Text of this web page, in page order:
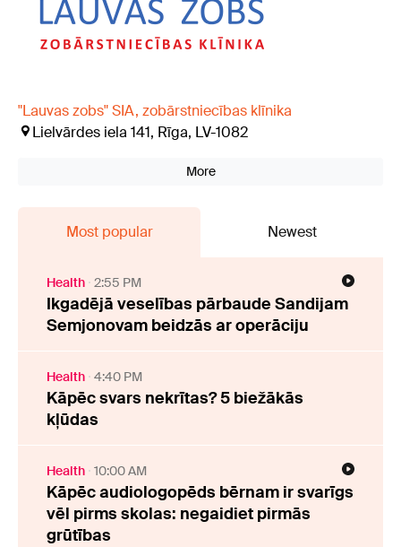
"Lauvas zobs" SIA, zobārstniecības klīnika
Lielvārdes iela 141, Rīga, LV-1082
More
Most popular Newest
Health 2:55 PM
Ikgadējā veselības pārbaude Sandijam
Semjonovam beidzās ar operāciju
Health 4:40 PM
Kāpēc svars nekrītas? 5 biežākās
kļūdas
Health 10:00 AM
Kāpēc audiologopēds bērnam ir svarīgs
vēl pirms skolas: negaidiet pirmās
grūtības